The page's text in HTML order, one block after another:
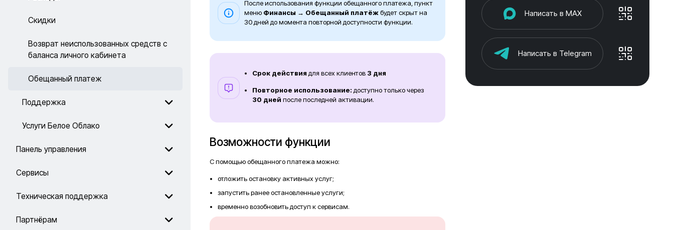
Скидки
Возврат неиспользованных средств с
баланса личного кабинета
Обещанный платеж
Поддержка
Услуги Белое Облако
Панель управления
Сервисы
Техническая поддержка
Партнёрам
После использования функции обещанного платежа, пункт
меню Финансы → Обещанный платёжбудет скрыт на
30 дней до момента повторной доступности функции.
Срок действия для всех клиентов 3 дня
Повторное использование: доступно только через
30 дней после последней активации.
Возможности функции
С помощью обещанного платежа можно:
отложить остановку активных услуг;
запустить ранее остановленные услуги;
временно возобновить доступ к сервисам.
Написать в MAX
Написать в Telegram